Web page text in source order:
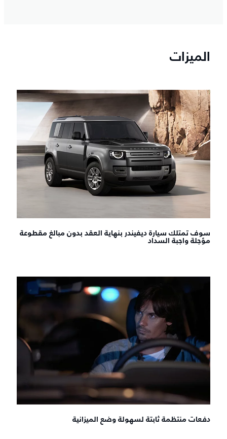
الميزات
سوف تمتلك سيارة ديفيندر بنهاية العقد بدون مبالغ مقطوعة
مؤجلة واجبة السداد
دفعات منتظمة ثابتة لسهولة وضع الميزانية